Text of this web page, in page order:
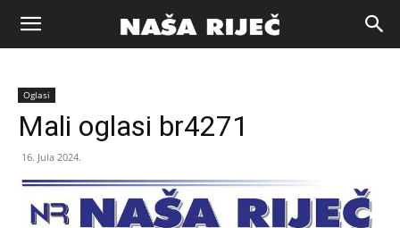
Naša
riječ
Zenica
Oglasi
Mali oglasi br4271
16. Jula 2024.